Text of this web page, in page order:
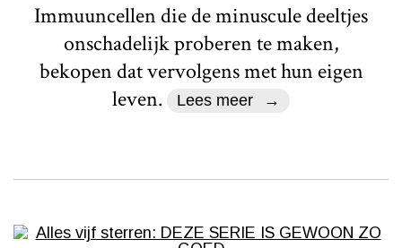
Immuuncellen die de minuscule deeltjes
onschadelijk proberen te maken,
bekopen dat vervolgens met hun eigen
leven.
Lees meer